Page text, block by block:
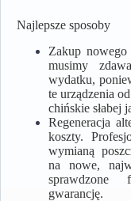
Najlepsze sposoby
Zakup
musimy
wydatku,
te urządzenia
chińskie słabej
Regeneracja
koszty.
wymianą
na nowe,
sprawdzone
gwarancję.